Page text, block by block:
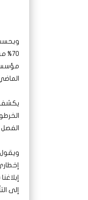
يكشف
إلى